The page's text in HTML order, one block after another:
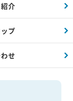
介
プ
せ